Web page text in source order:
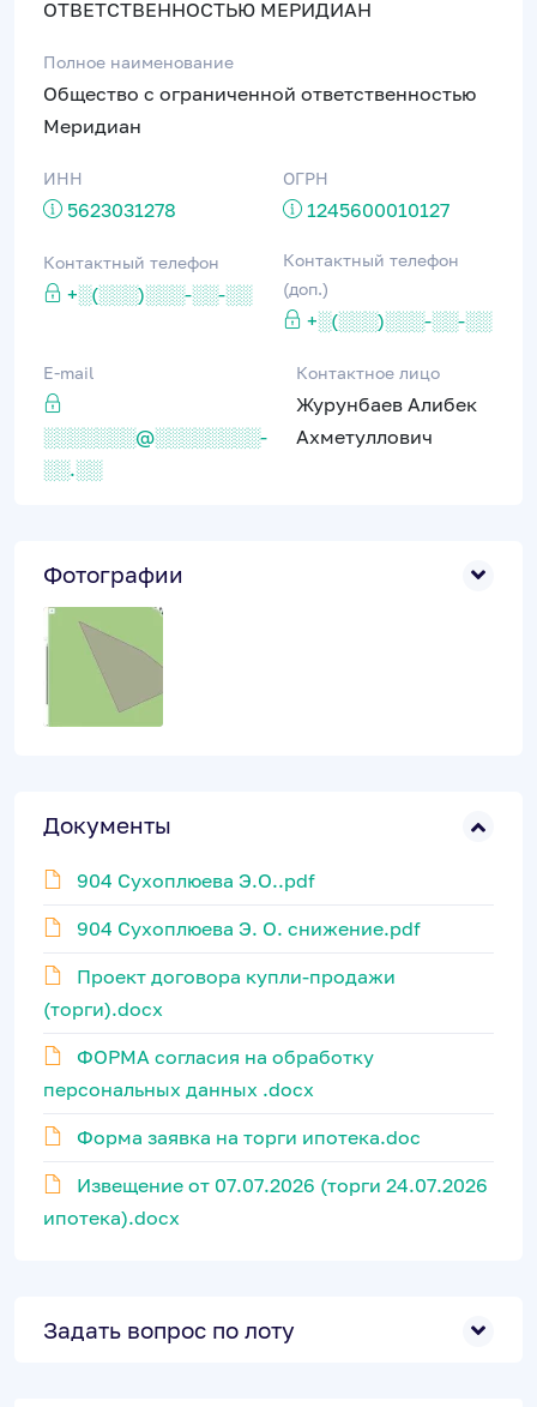
ОТВЕТСТВЕННОСТЬЮ МЕРИДИАН
Полное наименование
Общество с ограниченной ответственностью
Меридиан
ИНН
5623031278
ОГРН
1245600010127
Контактный телефон
+░(░░░)░░░-░░-░░
Контактный телефон
(доп.)
+░(░░░)░░░-░░-░░
E-mail
░░░░░░░@░░░░░░░░-
░░.░░
Контактное лицо
Журунбаев Алибек
Ахметуллович
Фотографии
Документы
904 Сухоплюева Э.О..pdf
904 Сухоплюева Э. О. снижение.pdf
Проект договора купли-продажи
(торги).docx
ФОРМА согласия на обработку
персональных данных .docx
Форма заявка на торги ипотека.doc
Извещение от 07.07.2026 (торги 24.07.2026
ипотека).docx
Задать вопрос по лоту